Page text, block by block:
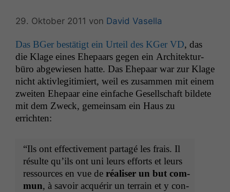
29. Oktober 2011 von David Vasella
Das BGer bestätigt ein Urteil des KGer VD, das
die Klage eines Ehep­aars gegen ein Architek­tur­
büro abgewiesen hat­te. Das Ehep­aar war zur Klage
nicht aktivle­git­imiert, weil es zusam­men mit einem
zweit­en Ehep­aar eine ein­fache Gesellschaft bildete
mit dem Zweck, gemein­sam ein Haus zu
errichten:
“Ils ont effec­tive­ment partagé les frais. Il
résulte qu’ils ont uni leurs efforts et leurs
ressources en vue de réalis­er un but com­
mun, à savoir acquérir un ter­rain et y con­